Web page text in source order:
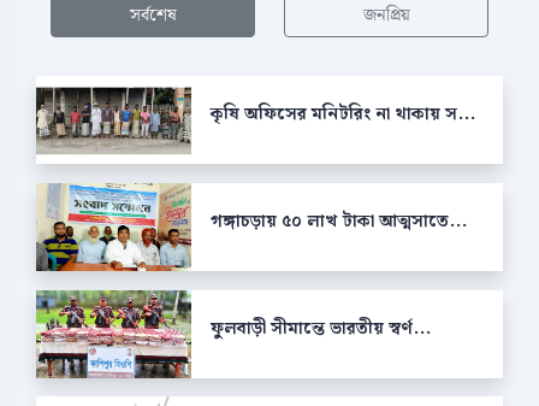
সর্বশেষ জনপ্রিয়
কৃষি অফিসের মনিটরিং না থাকায় স...
গঙ্গাচড়ায় ৫০ লাখ টাকা আত্মসাতে...
ফুলবাড়ী সীমান্তে ভারতীয় স্বর্ণ...